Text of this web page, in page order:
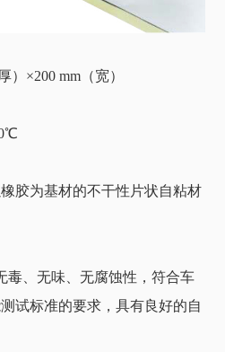
mm（宽）
为基材的不干性片状自粘材
、无味、无腐蚀性，符合车
试标准的要求，具有良好的自